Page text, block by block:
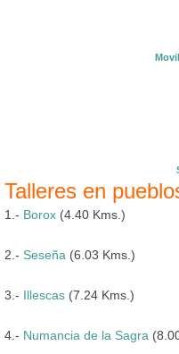
Talleres en
1.- Borox (4.40 Kms.)
2.- Seseña (6.03 Kms.)
3.- Illescas (7.24 Kms.)
4.- Numancia de la Sagra